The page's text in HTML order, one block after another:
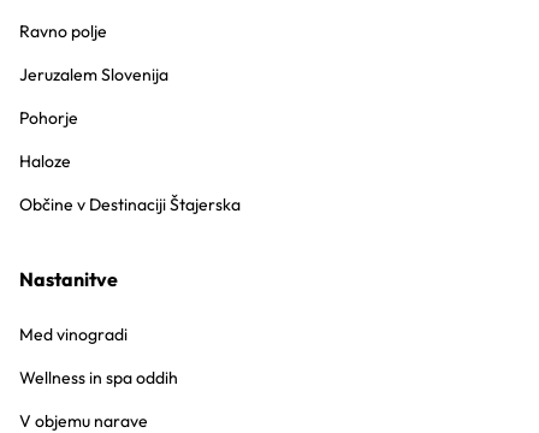
Ravno polje
Jeruzalem Slovenija
Pohorje
Haloze
Občine v Destinaciji Štajerska
Nastanitve
Med vinogradi
Wellness in spa oddih
V objemu narave